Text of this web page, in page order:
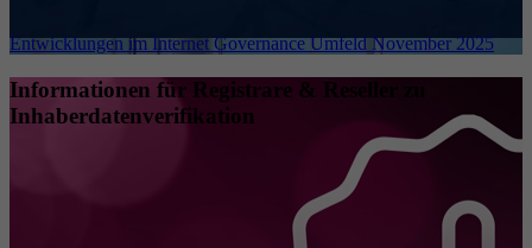
Entwicklungen im Internet Governance Umfeld November 2025
Informationen für Registrare & Reseller zu
Inhaberdatenverifikation